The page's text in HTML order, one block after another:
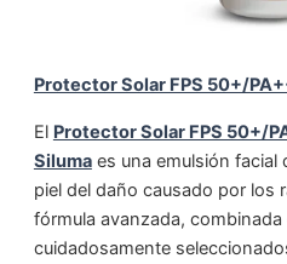
Protector Solar FPS 50+/
El Protector Solar FPS 50+/
Silumaes una emulsión facial
piel del daño causado por los
fórmula avanzada,
cuidadosamente